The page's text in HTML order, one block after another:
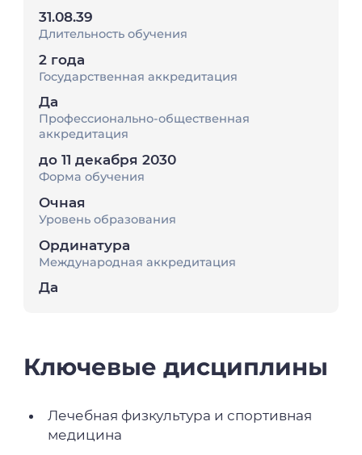
31.08.39
Длительность обучения
2 года
Государственная аккредитация
Да
Профессионально-общественная
аккредитация
до 11 декабря 2030
Форма обучения
Очная
Уровень образования
Ординатура
Международная аккредитация
Да
Ключевые дисциплины
Лечебная физкультура и спортивная
медицина